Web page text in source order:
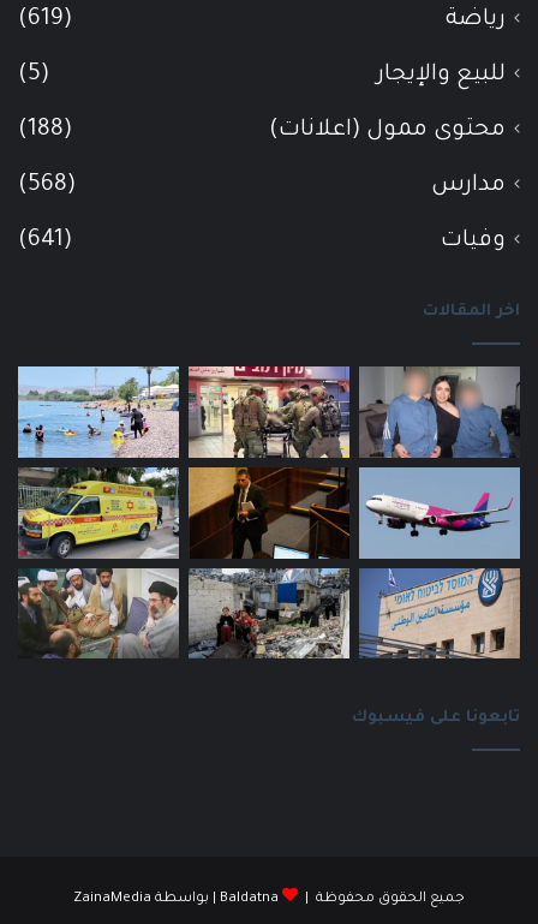
رياضة (619)
للبيع والإيجار (5)
محتوى ممول (اعلانات) (188)
مدارس (568)
وفيات (641)
اخر المقالات
تابعونا على فيسبوك
جميع الحقوق محفوظة | Baldatna | بواسطة ZainaMedia